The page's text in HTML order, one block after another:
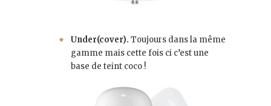
Under(cover). Toujours dans la même
gamme mais cette fois ci c’est une
base de teint coco !